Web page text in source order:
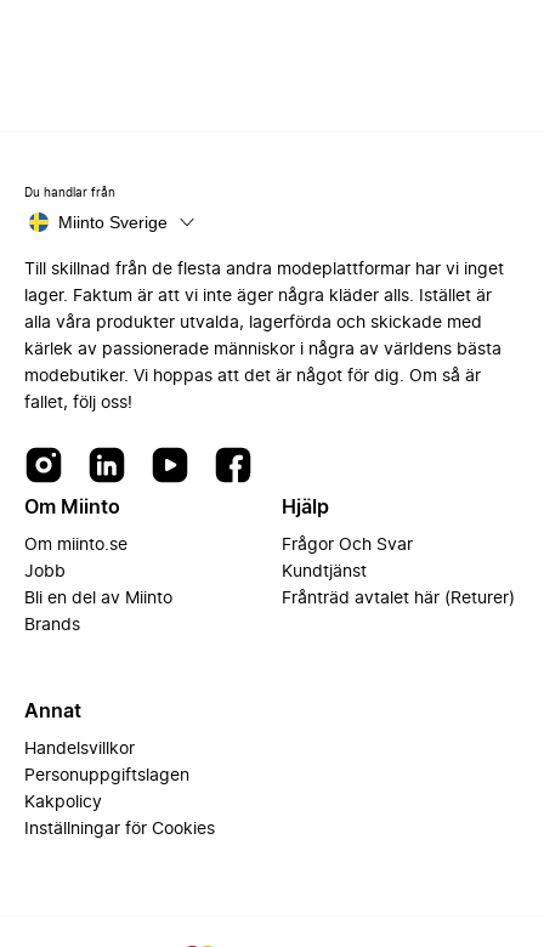
Du handlar från
Miinto Sverige
Till skillnad från de flesta andra modeplattformar har vi inget
lager. Faktum är att vi inte äger några kläder alls. Istället är
alla våra produkter utvalda, lagerförda och skickade med
kärlek av passionerade människor i några av världens bästa
modebutiker. Vi hoppas att det är något för dig. Om så är
fallet, följ oss!
Om Miinto
Om miinto.se
Jobb
Bli en del av Miinto
Brands
Hjälp
Frågor Och Svar
Kundtjänst
Frånträd avtalet här (Returer)
Annat
Handelsvillkor
Personuppgiftslagen
Kakpolicy
Inställningar för Cookies